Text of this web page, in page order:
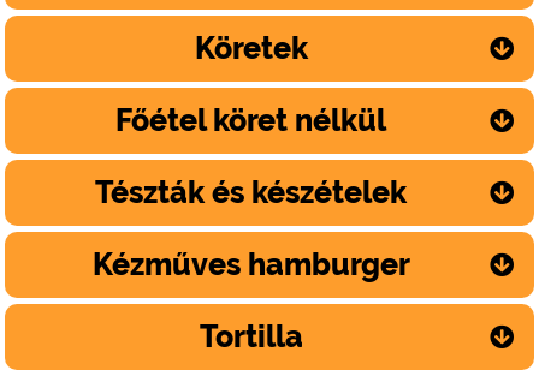
Köretek
Főétel köret nélkül
Tészták és készételek
Kézműves hamburger
Tortilla